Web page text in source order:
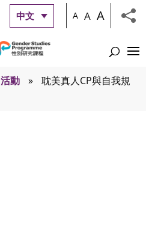
中文 A A A
活動 »
耽美真人CP與自我規